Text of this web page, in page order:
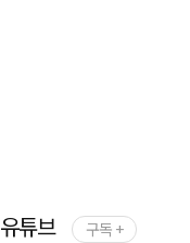
유튜브 구독 +